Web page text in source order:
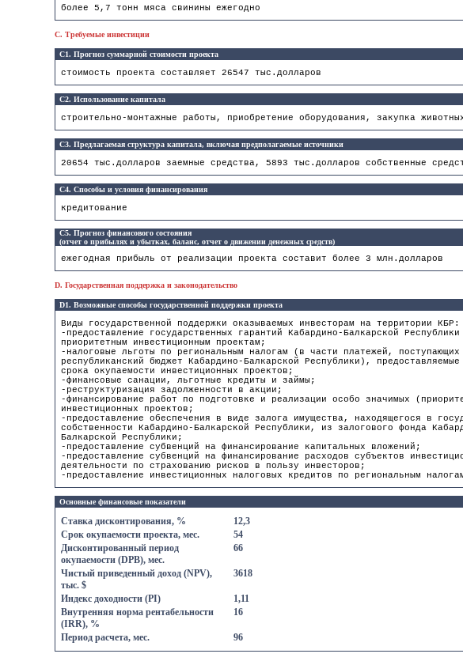
более 5,7 тонн мяса свинины ежегодно
C. Требуемые инвестиции
C1. Прогноз суммарной стоимости проекта
стоимость проекта составляет 26547 тыс.долларов
C2. Использование капитала
строительно-монтажные работы, приобретение оборудования, закупка
C3. Предлагаемая структура капитала, включая предполагаемые источники
20654 тыс.долларов заемные средства, 5893 тыс.долларов собственные
C4. Способы и условия финансирования
кредитование
C5. Прогноз финансового состояния
(отчет о прибылях и убытках, баланс, отчет о движении денежных средств)
ежегодная прибыль от реализации проекта составит более 3 млн.долларов
D. Государственная поддержка и законодательство
D1. Возможные способы государственной поддержки проекта
Виды государственной поддержки оказываемых инвесторам на территории КБР:
-предоставление государственных гарантий Кабардино-Балкарской Республики
приоритетным инвестиционным проектам;
-налоговые льготы по региональным налогам (в части платежей, поступающих
республиканский бюджет Кабардино-Балкарской Республики),
срока окупаемости инвестиционных проектов;
-финансовые санации, льготные кредиты и займы;
-реструктуризация задолженности в акции;
-финансирование работ по подготовке и реализации особо значимых
инвестиционных проектов;
-предоставление обеспечения в виде залога имущества, находящегося в
собственности Кабардино-Балкарской Республики, из залогового фонда
Балкарской Республики;
-предоставление субвенций на финансирование капитальных вложений;
-предоставление субвенций на финансирование расходов субъектов
деятельности по страхованию рисков в пользу инвесторов;
-предоставление инвестиционных налоговых кредитов по региональным
Основные финансовые показатели
Ставка дисконтирования, %
12,3
Срок окупаемости проекта, мес.
54
Дисконтированный период
окупаемости (DPB), мес.
66
Чистый приведенный доход (NPV),
тыс. $
3618
Индекс доходности (PI)
1,11
Внутренняя норма рентабельности
(IRR), %
16
Период расчета, мес. 96